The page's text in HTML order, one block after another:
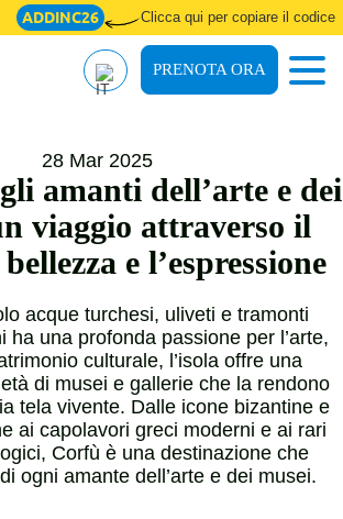
ADDINC26 Clicca qui per copiare il codice
PRENOTA ORA
in
28 Mar 2025
amanti dell’arte e dei
viaggio attraverso il
e l’espressione
acque turchesi, uliveti e tramonti
ha una profonda passione per l’arte,
culturale, l’isola offre una
di musei e gallerie che la rendono
tela vivente. Dalle icone bizantine e
ai capolavori greci moderni e ai rari
Corfù è una destinazione che
ogni amante dell’arte e dei musei.